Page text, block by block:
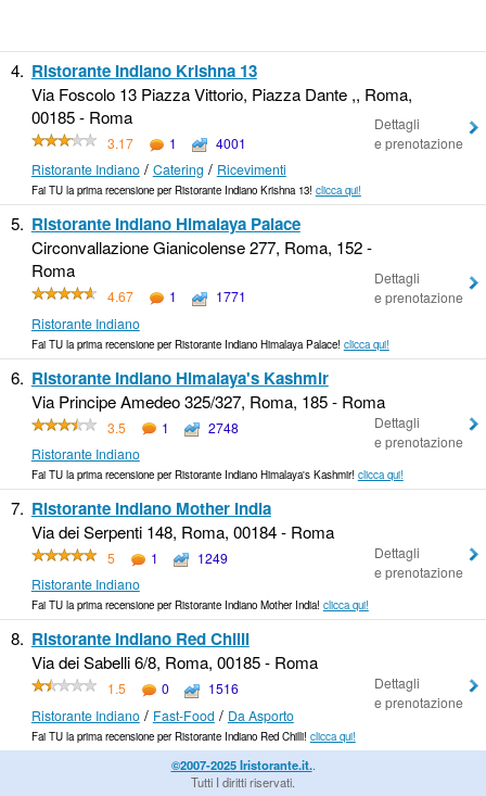
4. Ristorante Indiano Krishna 13
Via Foscolo 13 Piazza Vittorio, Piazza Dante ,, Roma,
00185 - Roma
3.17 1
4001
Ristorante Indiano/ Catering / Ricevimenti
Dettagli
e prenotazione
Fai TU la prima recensione per Ristorante Indiano Krishna 13! clicca qui!
5. Ristorante Indiano Himalaya Palace
Circonvallazione Gianicolense 277, Roma, 152 -
Roma
4.67 1
1771
Ristorante Indiano
Dettagli
e prenotazione
Fai TU la prima recensione per Ristorante Indiano Himalaya Palace! clicca qui!
6. Ristorante Indiano Himalaya's Kashmir
Via Principe Amedeo 325/327, Roma, 185 - Roma
3.5 1
2748
Ristorante Indiano
Dettagli
e prenotazione
Fai TU la prima recensione per Ristorante Indiano Himalaya's Kashmir! clicca qui!
7. Ristorante Indiano Mother India
Via dei Serpenti 148, Roma, 00184 - Roma
5 1
1249
Ristorante Indiano
Dettagli
e prenotazione
Fai TU la prima recensione per Ristorante Indiano Mother India! clicca qui!
8. Ristorante Indiano Red Chilli
Via dei Sabelli 6/8, Roma, 00185 - Roma
1.5 0
1516
Ristorante Indiano/ Fast-Food / Da Asporto
Dettagli
e prenotazione
Fai TU la prima recensione per Ristorante Indiano Red Chilli! clicca qui!
©2007-2025 Iristorante.it..
Tutti I diritti riservati.